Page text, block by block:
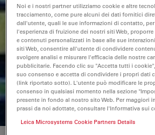
Nei mercati internazionali o in specifiche
soddisfare delle richieste specifiche, le
standard di pulizia possono essere
Le soluzioni Leica vi aiutano a
e standard, tra cui ISO 16232 e VDA 19
componenti automobilistici, ISO 4406
fluidi idraulici e oli e USP 788 per
o richieste specifiche.
Noi e i nostri partner utilizziamo cookie e altre
tracciamento, come pure alcuni dei dati fornitici
dall'utente, quali le sue informazioni di contatto,
l'esperienza di fruizione dei nostri siti Web,
e contenuti personalizzati in base alle sue
siti Web, consentire all'utente di condividere
svolgere analisi e misurare l'efficacia delle nostre
pubblicitarie. Facendo clic su "Accetta tutti i
suo consenso e accetta di condividere i propri dati
(link riportato sotto). L'utente può modificare le
consenso in qualsiasi momento nella sezione
presente in fondo al nostro sito Web. Per maggiori
prassi da noi adottate, consultare l'Informativa sui
Leica Microsystems Cookie Partners Details